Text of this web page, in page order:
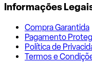
Informações
Compra Garantida
Pagamento
Política de
Termos e